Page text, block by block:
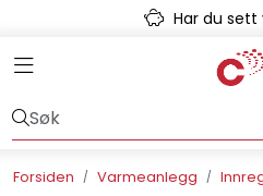
Skip to main contentHar du
Toggle navigation
Forsiden Varmeanlegg